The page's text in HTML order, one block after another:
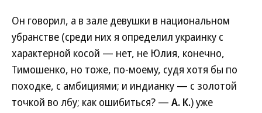
Он говорил, а в зале девушки в национальном
убранстве (среди них я определил украинку с
характерной косой — нет, не Юлия, конечно,
Тимошенко, но тоже, по-моему, судя хотя бы по
походке, с амбициями; и индианку — с золотой
точкой во лбу; как ошибиться? — А. К.) уже